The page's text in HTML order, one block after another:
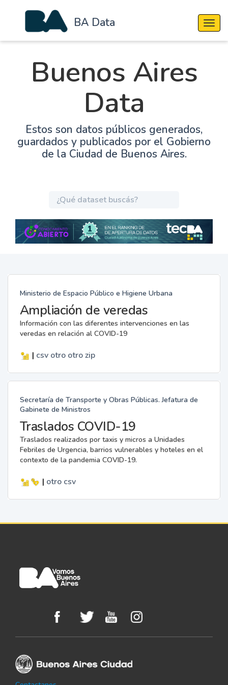
BA Data
Buenos Aires
Data
Estos son datos públicos generados,
guardados y publicados por el Gobierno
de la Ciudad de Buenos Aires.
Ministerio de Espacio Público e Higiene Urbana
Ampliación de veredas
Información con las diferentes intervenciones en las
veredas en relación al COVID-19
| csv otro otro zip
Secretaría de Transporte y Obras Públicas. Jefatura de
Gabinete de Ministros
Traslados COVID-19
Traslados realizados por taxis y micros a Unidades
Febriles de Urgencia, barrios vulnerables y hoteles en el
contexto de la pandemia COVID-19.
| otro csv